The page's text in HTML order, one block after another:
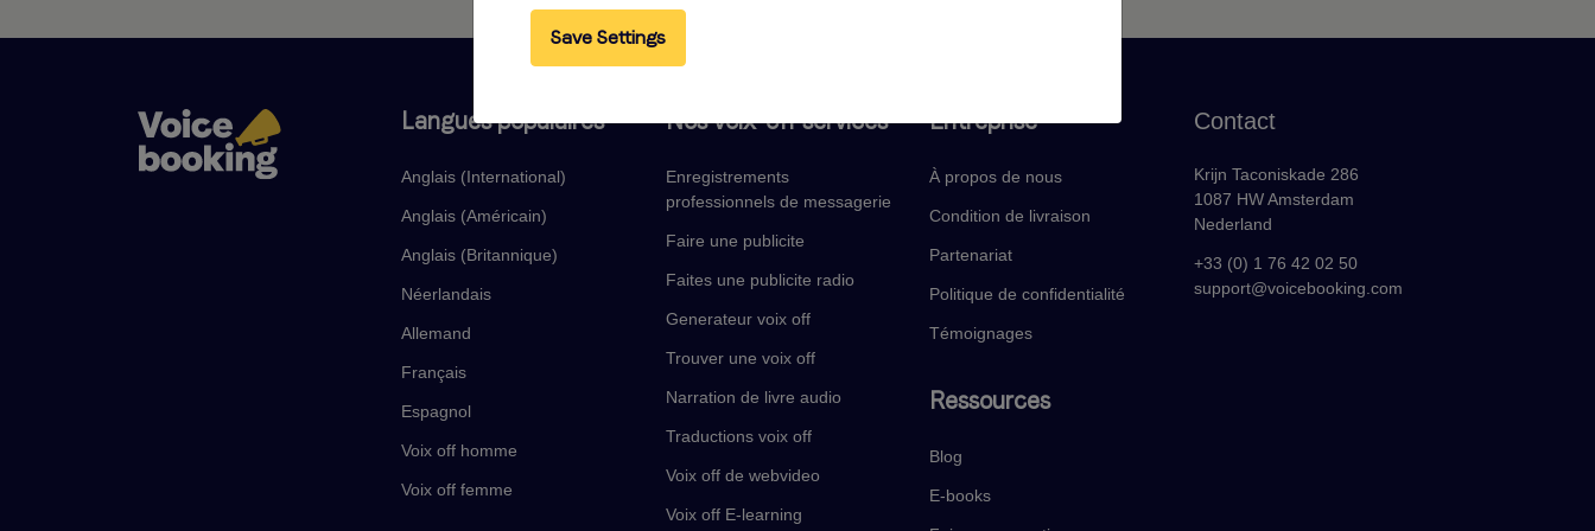
Langues populaires
Anglais (International)
Anglais (Américain)
Anglais (Britannique)
Néerlandais
Allemand
Français
Espagnol
Voix off homme
Voix off femme
Nos voix-off services
Enregistrements
professionnels de messagerie
Faire une publicite
Faites une publicite radio
Generateur voix off
Trouver une voix off
Narration de livre audio
Traductions voix off
Voix off de webvideo
Voix off E-learning
Entreprise
À propos de nous
Condition de livraison
Partenariat
Politique de confidentialité
Témoignages
Ressources
Blog
E-books
Contact
Krijn Taconiskade 286
1087 HW Amsterdam
Nederland
+33 (0) 1 76 42 02 50
support@voicebooking.com
Save Settings